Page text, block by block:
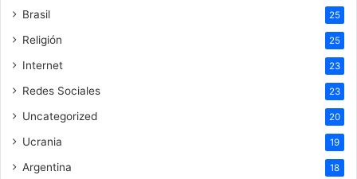
Brasil 25
Religión 25
Internet 23
Redes Sociales 23
Uncategorized 20
Ucrania 19
Argentina 18